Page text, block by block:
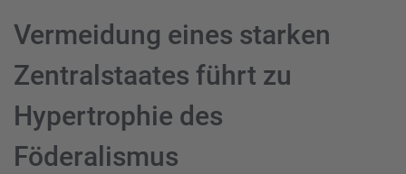
Vermeidung eines starken
Zentralstaates führt zu
Hypertrophie des
Föderalismus